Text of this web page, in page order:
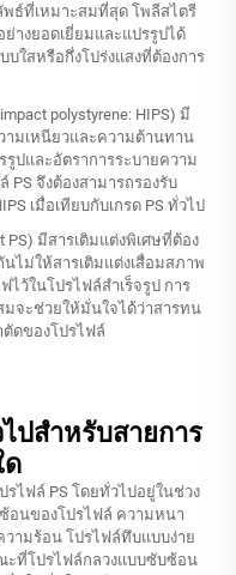
พธ์ที่เหมาะสมที่สุด โพลีสไตรี
ย่างยอดเยี่ยมและแปรรูปได้
บใสหรือกึ่งโปร่งแสงที่ต้องการ
polystyrene: HIPS) มี
ามเหนียวและความต้านทาน
ปและอัตราการระบายความ
PS จึงต้องสามารถรองรับ
เมื่อเทียบกับเกรด PS ทั่วไป
PS) มีสารเติมแต่งพิเศษที่ต้อง
ไม่ให้สารเติมแต่งเสื่อมสภาพ
ว้ในโปรไฟล์สำเร็จรูป การ
มจะช่วยให้มั่นใจได้ว่าสารทน
ดของโปรไฟล์
ปสำหรับสายการ
ด
รไฟล์ PS โดยทั่วไปอยู่ในช่วง
อนของโปรไฟล์ ความหนา
วามร้อน โปรไฟล์ทึบแบบง่าย
ะที่โปรไฟล์กลวงแบบซับซ้อน